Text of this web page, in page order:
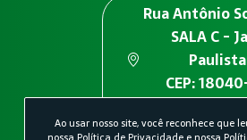
Rua Antônio
SALA C -
CEP:
Ao usar nosso site, você reconhece que